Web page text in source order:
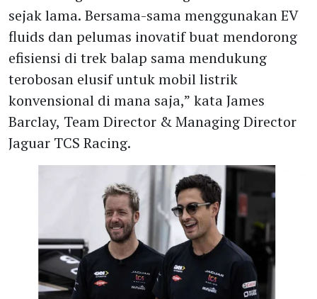
sejak lama. Bersama-sama menggunakan EV
fluids dan pelumas inovatif buat mendorong
efisiensi di trek balap sama mendukung
terobosan elusif untuk mobil listrik
konvensional di mana saja,” kata James
Barclay, Team Director & Managing Director
Jaguar TCS Racing.